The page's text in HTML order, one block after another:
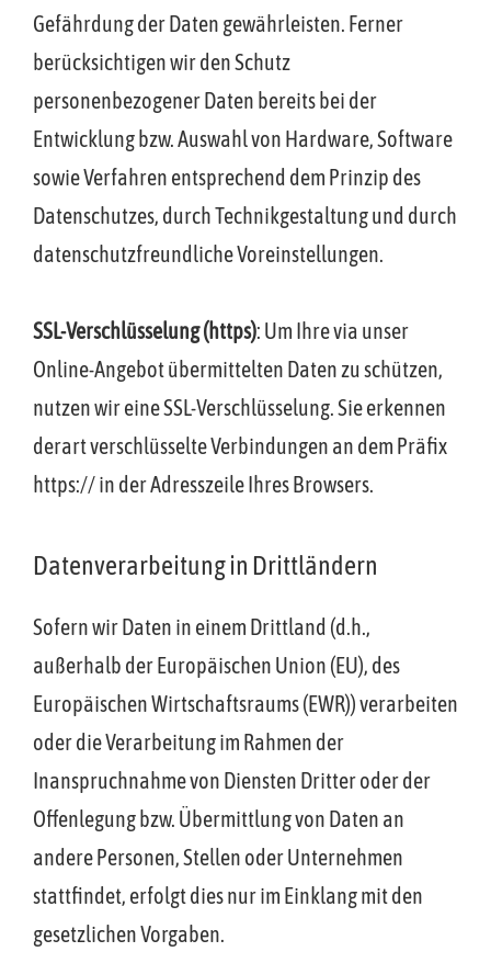
Gefährdung der Daten gewährleisten. Ferner
berücksichtigen wir den Schutz
personenbezogener Daten bereits bei der
Entwicklung bzw. Auswahl von Hardware, Software
sowie Verfahren entsprechend dem Prinzip des
Datenschutzes, durch Technikgestaltung und durch
datenschutzfreundliche Voreinstellungen.
SSL-Verschlüsselung (https): Um Ihre via unser
Online-Angebot übermittelten Daten zu schützen,
nutzen wir eine SSL-Verschlüsselung. Sie erkennen
derart verschlüsselte Verbindungen an dem Präfix
https:// in der Adresszeile Ihres Browsers.
Datenverarbeitung in Drittländern
Sofern wir Daten in einem Drittland (d.h.,
außerhalb der Europäischen Union (EU), des
Europäischen Wirtschaftsraums (EWR)) verarbeiten
oder die Verarbeitung im Rahmen der
Inanspruchnahme von Diensten Dritter oder der
Offenlegung bzw. Übermittlung von Daten an
andere Personen, Stellen oder Unternehmen
stattfindet, erfolgt dies nur im Einklang mit den
gesetzlichen Vorgaben.